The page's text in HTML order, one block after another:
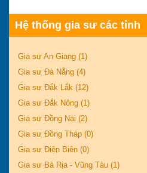
Hệ thống gia sư các tỉnh
Gia sư An Giang (1)
Gia sư Đà Nẵng (4)
Gia sư Đắk Lắk (12)
Gia sư Đắk Nông (1)
Gia sư Đồng Nai (2)
Gia sư Đồng Tháp (0)
Gia sư Điện Biên (0)
Gia sư Bà Rịa - Vũng Tàu (1)